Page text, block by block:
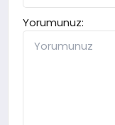
Yorumunuz: